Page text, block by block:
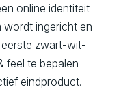
online identiteit
wordt ingericht en
eerste zwart-wit-
feel te bepalen
eindproduct.